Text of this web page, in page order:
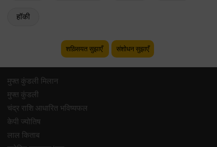
हॉकी
शख़्सियत सुझाएँ संशोधन सुझाएँ
मुफ्त कुंडली मिलान
मुफ्त कुंडली
चंद्र राशि आधारित भविष्यफल
केपी ज्योतिष
लाल किताब